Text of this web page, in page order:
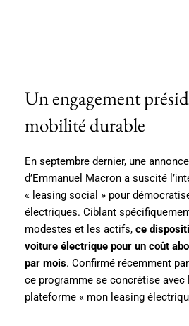
Un engagement
mobilité durable
En septembre dernier, une
d’Emmanuel Macron a suscité
« leasing social » pour
électriques. Ciblant
modestes et les actifs, ce
voiture électrique pour un coût
par mois. Confirmé récemment
ce programme se concrétise avec
plateforme « mon leasing